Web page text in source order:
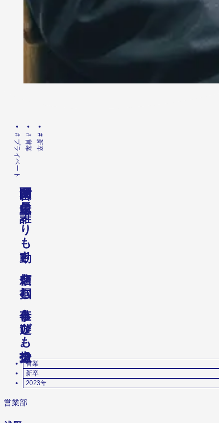
#
新卒
#
営業
#
プライベート
で
。
よ
り
も
き
、
を
む
、
も
び
も
。
営業
新卒
2023年
営業部